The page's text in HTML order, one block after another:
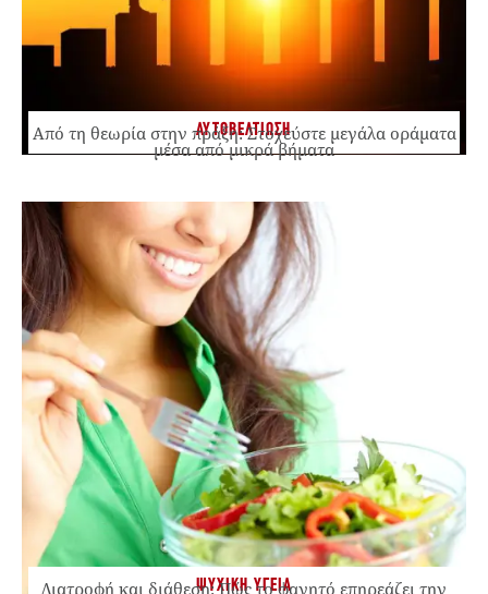
ΑΥΤΟΒΕΛΤΙΩΣΗ
Από τη θεωρία στην πράξη: Στοχεύστε μεγάλα οράματα
μέσα από μικρά βήματα
ΨΥΧΙΚΗ ΥΓΕΙΑ
Διατροφή και διάθεση: Πώς το φαγητό επηρεάζει την